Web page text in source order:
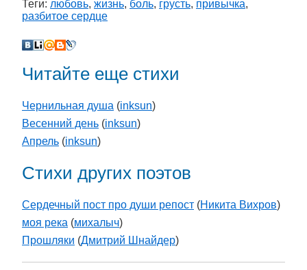
Теги: любовь, жизнь, боль, грусть, привычка,
разбитое сердце
Читайте еще стихи
Чернильная душа (inksun)
Весенний день (inksun)
Апрель (inksun)
Стихи других поэтов
Сердечный пост про души репост (Никита Вихров)
моя река (михалыч)
Прошляки (Дмитрий Шнайдер)